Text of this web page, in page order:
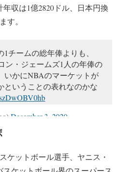
収は1億2820ドル、日本円換
す。
チームの総年俸よりも、
ン・ジェームズ1人の年俸の
いかにNBAのマーケットが
ということの表れなのかな
December 3, 2020
ケットボール選手、ヤニス・